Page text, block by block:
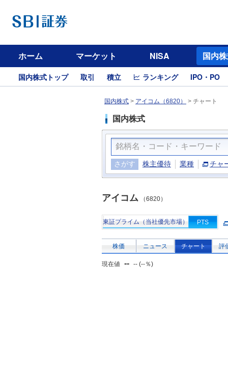
ホーム マーケット NISA 国内
国内株式トップ 取引 積立 ランキング IPO・PO
国内株式 > アイコム（6820） > チャート
国内株式
さがす 株主優待 業種 チャ
アイコム （6820）
東証プライム（当社優先市場） PTS
株価 ニュース チャート 評
現在値 -- -- (--％)